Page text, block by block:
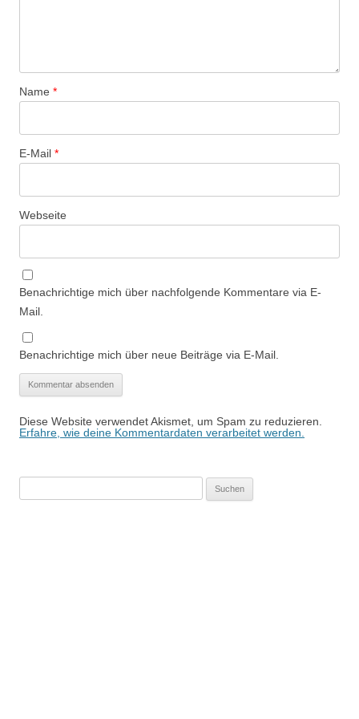
Name *
E-Mail *
Webseite
Benachrichtige mich über nachfolgende Kommentare via E-
Mail.
Benachrichtige mich über neue Beiträge via E-Mail.
Diese Website verwendet Akismet, um Spam zu reduzieren.
Erfahre, wie deine Kommentardaten verarbeitet werden.